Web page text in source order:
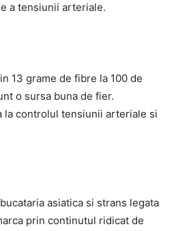
a tensiunii arteriale.
13 grame de fibre la 100 de
o sursa buna de fier.
la controlul tensiunii arteriale si
asiatica si strans legata
prin continutul ridicat de